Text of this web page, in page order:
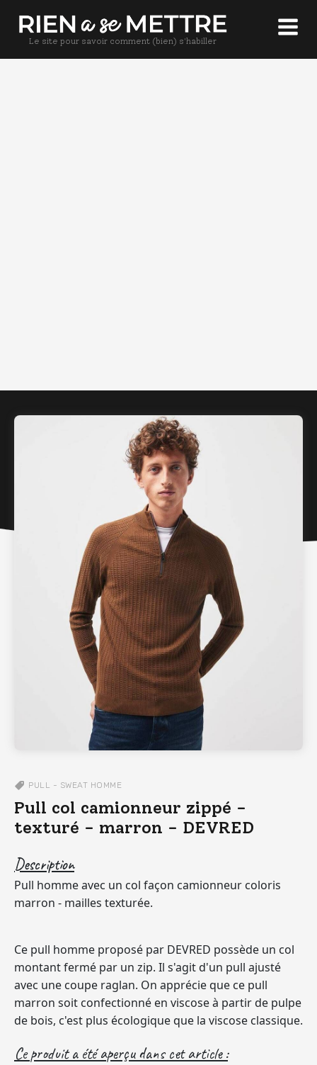
Le site pour savoir comment (bien) s'habiller
PULL - SWEAT HOMME
Pull col camionneur zippé -
texturé - marron - DEVRED
Description
Pull homme avec un col façon camionneur coloris
marron - mailles texturée.
Ce pull homme proposé par DEVRED possède un col
montant fermé par un zip. Il s'agit d'un pull ajusté
avec une coupe raglan. On apprécie que ce pull
marron soit confectionné en viscose à partir de pulpe
de bois, c'est plus écologique que la viscose classique.
Ce produit a été aperçu dans cet article :